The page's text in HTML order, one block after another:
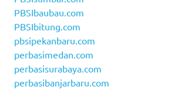
PBSIbaubau.com
PBSIbitung.com
pbsipekanbaru.com
perbasimedan.com
perbasisurabaya.com
perbasibanjarbaru.com